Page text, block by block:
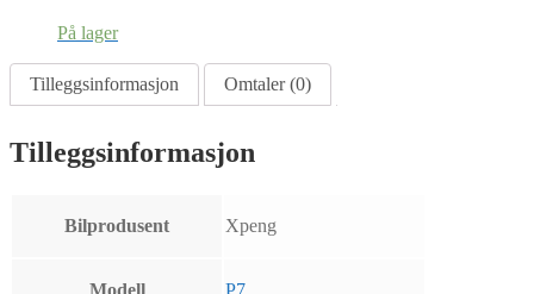
På lager
Tilleggsinformasjon Omtaler (0)
Tilleggsinformasjon
Bilprodusent Xpeng